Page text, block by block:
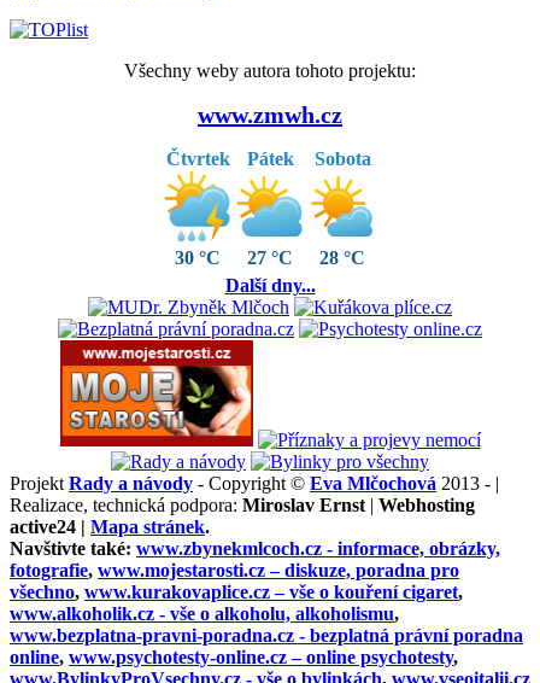
Všechny weby autora tohoto projektu:
www.zmwh.cz
Čtvrtek
30 °C
Pátek
27 °C
Sobota
28 °C
Další dny...
Projekt Rady a návody - Copyright © Eva Mlčochová 2013 - |
Realizace, technická podpora: Miroslav Ernst | Webhosting
active24 | Mapa stránek.
Navštivte také: www.zbynekmlcoch.cz - informace, obrázky,
fotografie, www.mojestarosti.cz –diskuze, poradna pro
všechno, www.kurakovaplice.cz – vše o kouření cigaret,
www.alkoholik.cz - vše o alkoholu, alkoholismu,
www.bezplatna-pravni-poradna.cz - bezplatná právní poradna
online, www.psychotesty-online.cz –online psychotesty,
www.BylinkyProVsechny.cz - vše o bylinkách, www.vseoitalii.cz